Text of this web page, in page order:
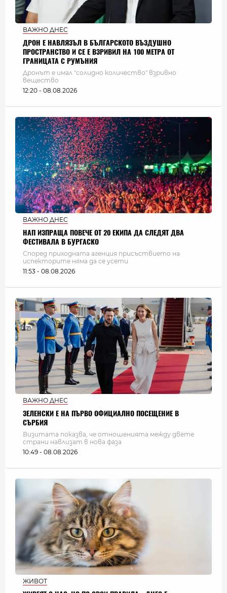
ВАЖНО ДНЕС
ДРОН Е НАВЛЯЗЪЛ В БЪЛГАРСКОТО ВЪЗДУШНО
ПРОСТРАНСТВО И СЕ Е ВЗРИВИЛ НА 100 МЕТРА ОТ
ГРАНИЦАТА С РУМЪНИЯ
Дронът е имал "солидно количество" взривно
вещество
12:20 - 08.08.2026
ВАЖНО ДНЕС
НАП ИЗПРАЩА ПОВЕЧЕ ОТ 20 ЕКИПА ДА СЛЕДЯТ ДВА
ФЕСТИВАЛА В БУРГАСКО
Според приходната агенция присъствието на
испекторите няма да се усети
11:53 - 08.08.2026
ВАЖНО ДНЕС
ЗЕЛЕНСКИ Е НА ПЪРВО ОФИЦИАЛНО ПОСЕЩЕНИЕ В
СЪРБИЯ
Визитата показва, че отношенията между двете
страни навлизат в нова фаза
10:49 - 08.08.2026
ЖИВОТ